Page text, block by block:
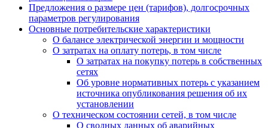
Предложения о размере цен (тарифов), долгосрочных
параметров регулирования
Основные потребительские характеристики
О балансе электрической энергии и мощности
О затратах на оплату потерь, в том числе
О затратах на покупку потерь в собственных
сетях
Об уровне нормативных потерь с указанием
источника опубликования решения об их
установлении
О техническом состоянии сетей, в том числе
О сводных данных об аварийных